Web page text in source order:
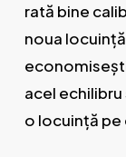
rată bine
noua
acel
o locuință